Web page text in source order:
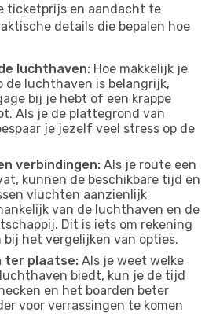
ticketprijs en aandacht te
details die bepalen hoe
luchthaven: Hoe makkelijk je
de luchthaven is belangrijk,
bij je hebt of een krappe
Als je de plattegrond van
je jezelf veel stress op de
verbindingen: Als je route een
kunnen de beschikbare tijd en
vluchten aanzienlijk
van de luchthaven en de
Dit is iets om rekening
bij het vergelijken van opties.
ter plaatse: Als je weet welke
biedt, kun je de tijd
en het boarden beter
voor verrassingen te komen